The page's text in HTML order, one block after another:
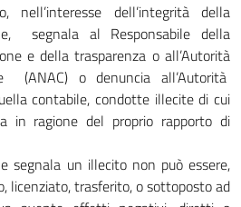
dell’integrità della
segnala al Responsabile della
e della trasparenza o all’Autorità
(ANAC) o denuncia all’Autorità
contabile, condotte illecite di cui
in ragione del proprio rapporto di
segnala un illecito non può essere,
licenziato, trasferito, o sottoposto ad